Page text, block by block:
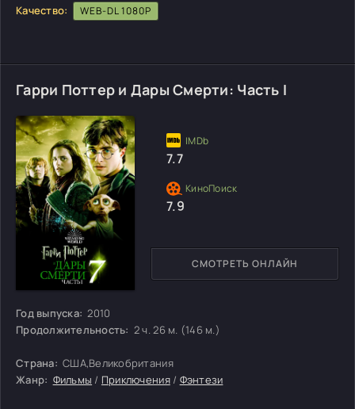
Качество: WEB-DL 1080P
Гарри Поттер и Дары Смерти: Часть I
Год выпуска: 2010
Продолжительность: 2 ч. 26 м. (146 м.)
Страна: США,Великобритания
Жанр: Фильмы / Приключения/ Фэнтези
СМОТРЕТЬ ОНЛАЙН
7.7
7.9